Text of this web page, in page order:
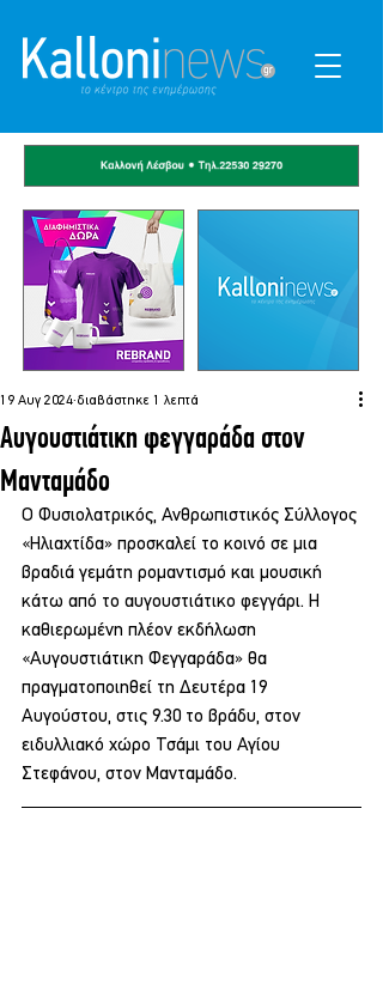
Αυγουστιάτικη φεγγαράδα στον
Μανταμάδο
19 Αυγ 2024 διαβάστηκε 1 λεπτά
Ο Φυσιολατρικός, Ανθρωπιστικός Σύλλογος
«Ηλιαχτίδα» προσκαλεί το κοινό σε μια
βραδιά γεμάτη ρομαντισμό και μουσική
κάτω από το αυγουστιάτικο φεγγάρι. Η
καθιερωμένη πλέον εκδήλωση
«Αυγουστιάτικη Φεγγαράδα» θα
πραγματοποιηθεί τη Δευτέρα 19
Αυγούστου, στις 9.30 το βράδυ, στον
ειδυλλιακό χώρο Τσάμι του Αγίου
Στεφάνου, στον Μανταμάδο.